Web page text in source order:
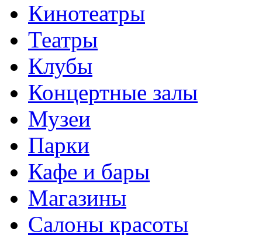
Кинотеатры
Театры
Клубы
Концертные залы
Музеи
Парки
Кафе и бары
Магазины
Салоны красоты